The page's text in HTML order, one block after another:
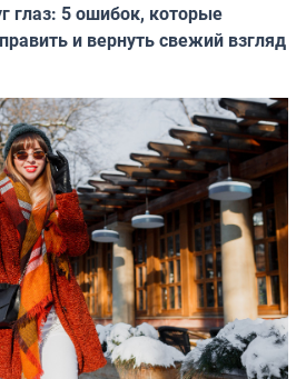
глаз: 5 ошибок, которые
и вернуть свежий взгляд